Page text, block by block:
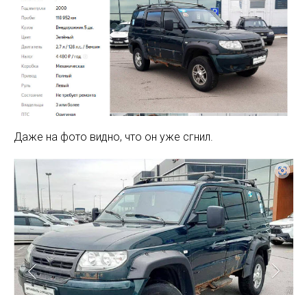
Даже на фото видно, что он уже сгнил.